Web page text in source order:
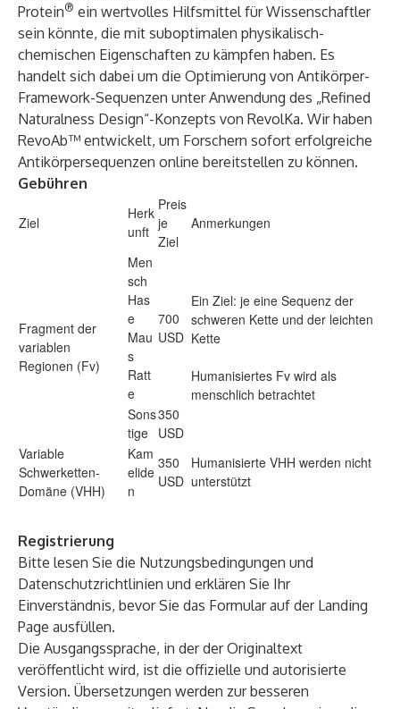
Protein® ein wertvolles Hilfsmittel für Wissenschaftler
sein könnte, die mit suboptimalen physikalisch-
chemischen Eigenschaften zu kämpfen haben. Es
handelt sich dabei um die Optimierung von Antikörper-
Framework-Sequenzen unter Anwendung des „Refined
Naturalness Design“-Konzepts von RevolKa. Wir haben
RevoAb™ entwickelt, um Forschern sofort erfolgreiche
Antikörpersequenzen online bereitstellen zu können.
Gebühren
Ziel
Herk
unft
Preis
je
Ziel
Anmerkungen
Fragment der
variablen
Regionen (Fv)
Men
sch
Has
e
Mau
s
Ratt
e
700
USD
Ein Ziel: je eine Sequenz der
schweren Kette und der leichten
Kette
Humanisiertes Fv wird als
menschlich betrachtet
Sons
tige
350
USD
Variable
Schwerketten-
Domäne (VHH)
Kam
elide
n
350
USD
Humanisierte VHH werden nicht
unterstützt
Registrierung
Bitte lesen Sie die Nutzungsbedingungen und
Datenschutzrichtlinien und erklären Sie Ihr
Einverständnis, bevor Sie das Formular auf der Landing
Page ausfüllen.
Die Ausgangssprache, in der der Originaltext
veröffentlicht wird, ist die offizielle und autorisierte
Version. Übersetzungen werden zur besseren